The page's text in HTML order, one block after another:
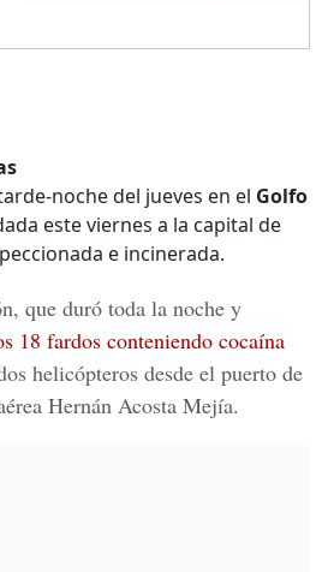
noche del jueves en el Golfo
este viernes a la capital de
e incinerada.
que duró toda la noche y
18 fardos conteniendo cocaína
helicópteros desde el puerto de
Hernán Acosta Mejía.